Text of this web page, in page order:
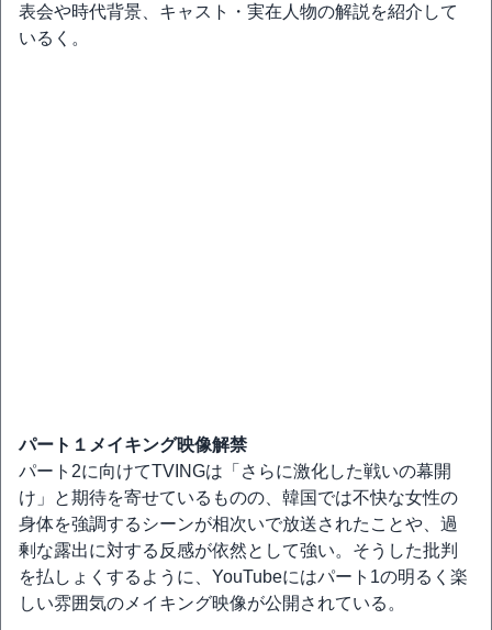
表会や時代背景、キャスト・実在人物の解説を紹介して
いるく。
パート１メイキング映像解禁
パート2に向けてTVINGは「さらに激化した戦いの幕開
け」と期待を寄せているものの、韓国では不快な女性の
身体を強調するシーンが相次いで放送されたことや、過
剰な露出に対する反感が依然として強い。そうした批判
を払しょくするように、YouTubeにはパート1の明るく楽
しい雰囲気のメイキング映像が公開されている。